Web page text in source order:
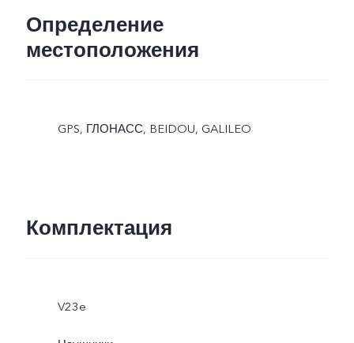
Определение
местоположения
GPS, ГЛОНАСС, BEIDOU, GALILEO
Комплектация
V23e